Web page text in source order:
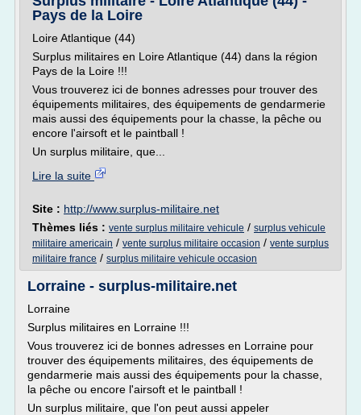
Pays de la Loire
Loire Atlantique (44)
Surplus militaires en Loire Atlantique (44) dans la région
Pays de la Loire !!!
Vous trouverez ici de bonnes adresses pour trouver des
équipements militaires, des équipements de gendarmerie
mais aussi des équipements pour la chasse, la pêche ou
encore l'airsoft et le paintball !
Un surplus militaire, que...
Lire la suite
Site : http://www.surplus-militaire.net
Thèmes liés : vente surplus militaire vehicule / surplus vehicule
militaire americain / vente surplus militaire occasion / vente surplus
militaire france / surplus militaire vehicule occasion
Lorraine - surplus-militaire.net
Lorraine
Surplus militaires en Lorraine !!!
Vous trouverez ici de bonnes adresses en Lorraine pour
trouver des équipements militaires, des équipements de
gendarmerie mais aussi des équipements pour la chasse,
la pêche ou encore l'airsoft et le paintball !
Un surplus militaire, que l'on peut aussi appeler